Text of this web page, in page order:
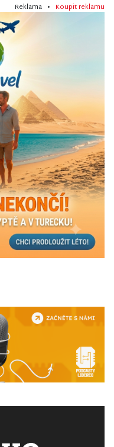
Reklama • Koupit reklamu